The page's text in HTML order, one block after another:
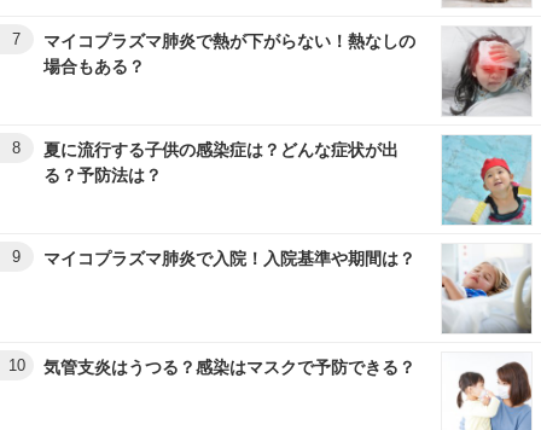
7
マイコプラズマ肺炎で熱が下がらない！熱なしの
場合もある？
8
夏に流行する子供の感染症は？どんな症状が出
る？予防法は？
9 マイコプラズマ肺炎で入院！入院基準や期間は？
10 気管支炎はうつる？感染はマスクで予防できる？